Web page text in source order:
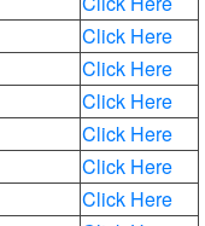
Click Here
Click Here
Click Here
Click Here
Click Here
Click Here